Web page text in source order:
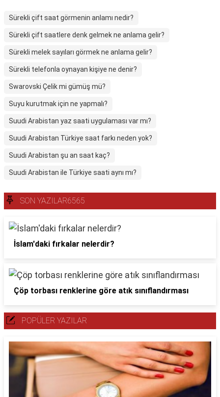
Sürekli çift saat görmenin anlamı nedir?
Sürekli çift saatlere denk gelmek ne anlama gelir?
Sürekli melek sayıları görmek ne anlama gelir?
Sürekli telefonla oynayan kişiye ne denir?
Swarovski Çelik mi gümüş mü?
Suyu kurutmak için ne yapmalı?
Suudi Arabistan yaz saati uygulaması var mı?
Suudi Arabistan Türkiye saat farkı neden yok?
Suudi Arabistan şu an saat kaç?
Suudi Arabistan ile Türkiye saati aynı mı?
SON YAZILAR6565
İslam'daki fırkalar nelerdir?
Çöp torbası renklerine göre atık sınıflandırması
POPÜLER YAZILAR